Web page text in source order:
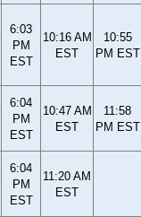
6:03
PM
EST
10:16 AM
EST
10:55
PM EST
6:04
PM
EST
10:47 AM
EST
11:58
PM EST
6:04
PM
EST
11:20 AM
EST